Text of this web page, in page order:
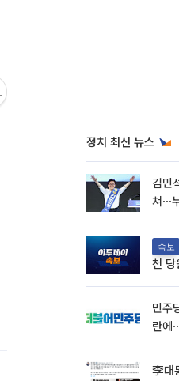
정치 최신 뉴스
김민
쳐⋯
속보
천 당
민주
란에
李대